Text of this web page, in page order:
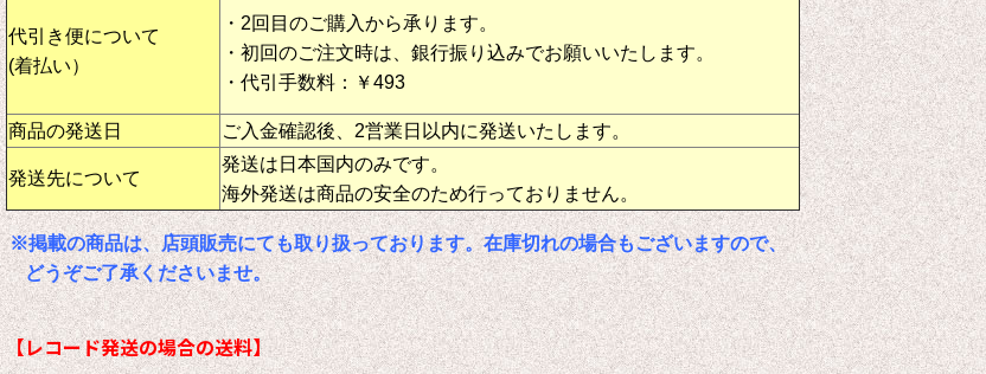
代引き便について
(着払い）
・2回目のご購入から承ります。
・初回のご注文時は、銀行振り込みでお願いいたします。
・代引手数料：￥493
商品の発送日 ご入金確認後、2営業日以内に発送いたします。
発送先について
発送は日本国内のみです。
海外発送は商品の安全のため行っておりません。
※掲載の商品は、店頭販売にても取り扱っております。在庫切れの場合もございますので、
どうぞご了承くださいませ。
【レコード発送の場合の送料】